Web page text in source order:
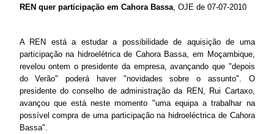
REN quer participação em Cahora Bassa, OJE de 07-07-2010
A REN está a estudar a possibilidade de aquisição de uma
participação na hidroelétrica de Cahora Bassa, em Moçambique,
revelou ontem o presidente da empresa, avançando que "depois
do Verão" poderá haver "novidades sobre o assunto". O
presidente do conselho de administração da REN, Rui Cartaxo,
avançou que está neste momento "uma equipa a trabalhar na
possível compra de uma participação na hidroeléctrica de Cahora
Bassa".